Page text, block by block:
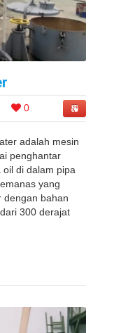
0
adalah mesin
penghantar
di dalam pipa
yang
dengan bahan
300 derajat